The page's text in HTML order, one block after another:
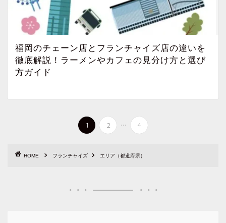
福岡のチェーン店とフランチャイズ店の違いを
徹底解説！ラーメンやカフェの見分け方と選び
方ガイド
1 2 ... 4
HOME フランチャイズ エリア（都道府県）